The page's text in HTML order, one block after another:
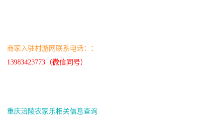
商家入驻村游网联系电话：：
13983423773（微信同号）
重庆涪陵农家乐相关信息查询